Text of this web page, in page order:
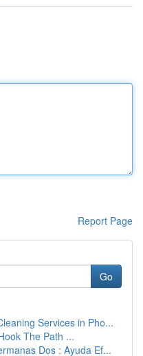
Report Page
Go
Services in Pho...
The Path ...
Dos : Ayuda Ef...